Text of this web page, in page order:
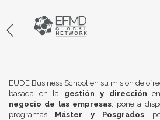
EUDE Business School en su misión de
basada en la gestión y dirección
negocio de las empresas, pone a
programas Máster y Posgrados